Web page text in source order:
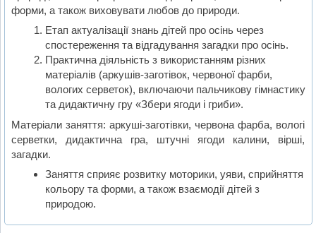
форми, а також виховувати любов до природи.
Етап актуалізації знань дітей про осінь через
спостереження та відгадування загадки про осінь.
Практична діяльність з використанням різних
матеріалів (аркушів-заготівок, червоної фарби,
вологих серветок), включаючи пальчикову гімнастику
та дидактичну гру «Збери ягоди і гриби».
Матеріали заняття: аркуші-заготівки, червона фарба, вологі
серветки, дидактична гра, штучні ягоди калини, вірші,
загадки.
Заняття сприяє розвитку моторики, уяви, сприйняття
кольору та форми, а також взаємодії дітей з
природою.